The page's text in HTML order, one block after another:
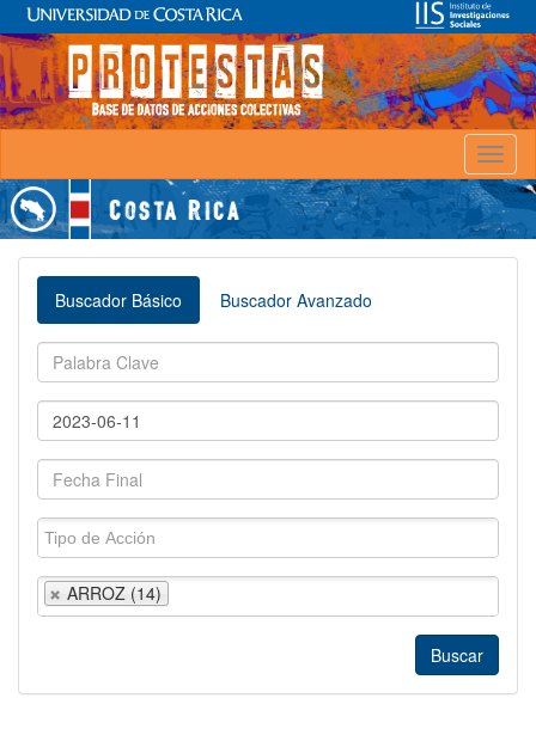
Buscador Básico Buscador Avanzado
ARROZ (14)